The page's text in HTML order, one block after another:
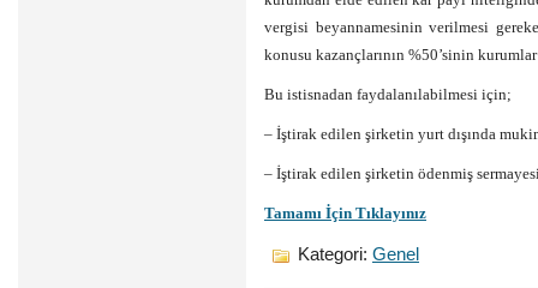
vergisi beyannamesinin verilmesi
konusu kazançlarının %50’sinin
Bu istisnadan faydalanılabilmesi için;
– İştirak edilen şirketin yurt dışında
– İştirak edilen şirketin ödenmiş
Tamamı İçin Tıklayınız
Kategori: Genel